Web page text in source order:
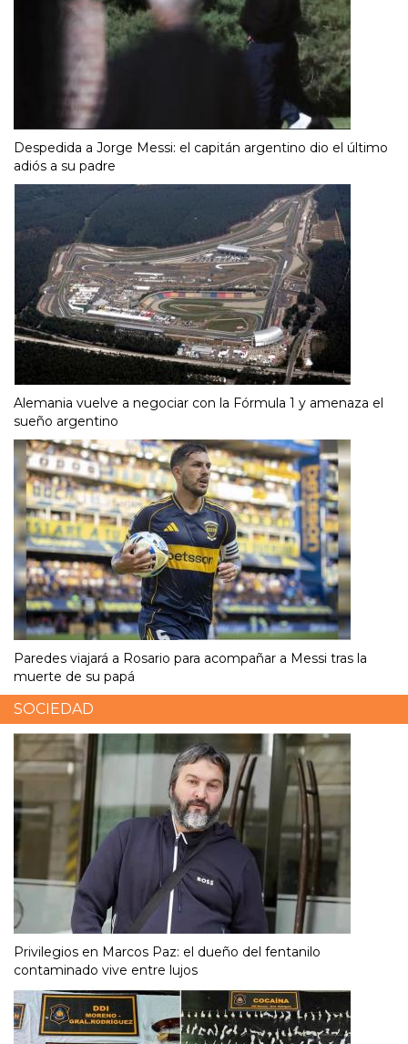
Despedida a Jorge Messi: el capitán argentino dio el último
adiós a su padre
Alemania vuelve a negociar con la Fórmula 1 y amenaza el
sueño argentino
Paredes viajará a Rosario para acompañar a Messi tras la
muerte de su papá
SOCIEDAD
Privilegios en Marcos Paz: el dueño del fentanilo
contaminado vive entre lujos